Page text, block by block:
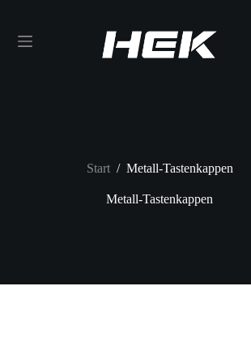
Start / Metall-Tastenkappen
Metall-Tastenkappen